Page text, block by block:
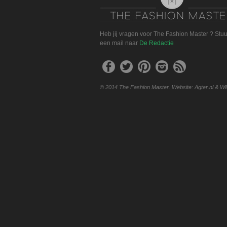
Heb jij vragen voor The Fashion Master ?
een mail naar De Redactie
© 2014 The Fashion Master. Website: Agter.nl &